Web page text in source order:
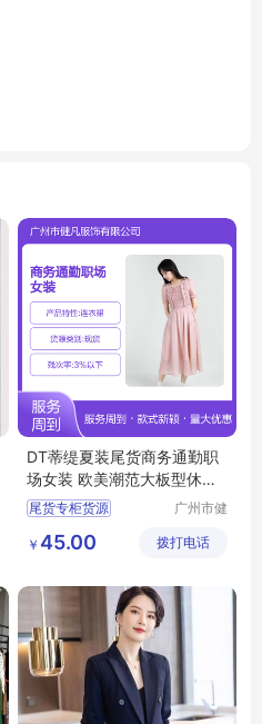
DT蒂缇夏装尾货商务通勤职
场女装 欧美潮范大板型休闲
风
尾货专柜货源
商务通勤职场女装
广州市健
限公司
￥ 45.00 拨打电话